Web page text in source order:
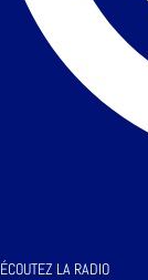
ÉCOUTEZ LA RADIO